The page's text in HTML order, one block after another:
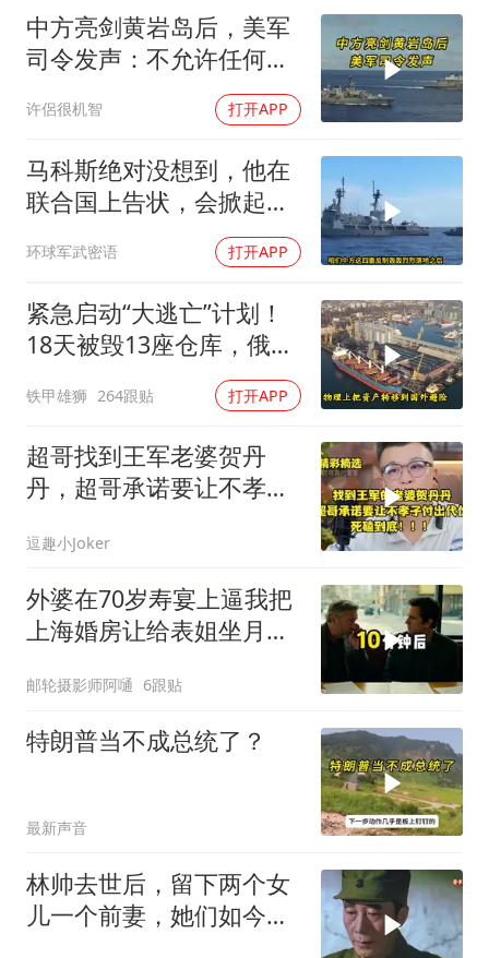
乐享全民健身 共筑健康中国
中方亮剑黄岩岛后，美军
司令发声：不允许任何国
许侶很机智 打开APP
马科斯绝对没想到，他在
联合国上告状，会掀起中
环球军武密语 打开APP
紧急启动“大逃亡”计划！
18天被毁13座仓库，俄电
商巨头被逼无奈，出此下
策
铁甲雄狮 264跟贴 打开APP
超哥找到王军老婆贺丹
丹，超哥承诺要让不孝子
逗趣小Joker
外婆在70岁寿宴上逼我把
上海婚房让给表姐坐月
邮轮摄影师阿嗵 6跟贴
特朗普当不成总统了？
最新声音
林帅去世后，留下两个女
儿一个前妻，她们如今过